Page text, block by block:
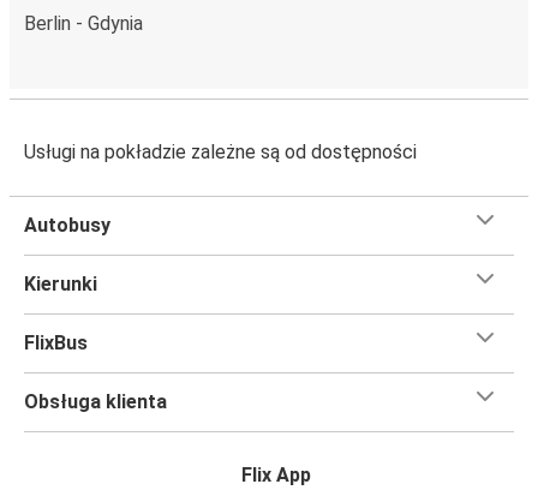
Berlin - Gdynia
Usługi na pokładzie zależne są od dostępności
Autobusy
Kierunki
FlixBus
Obsługa klienta
Flix App